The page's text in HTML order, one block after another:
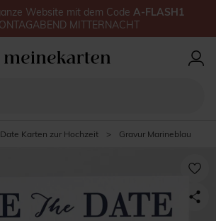
Karten zur Hochzeit > Gravur Marineblau
Website mit dem Code A-FLASH1
MITTERNACHT